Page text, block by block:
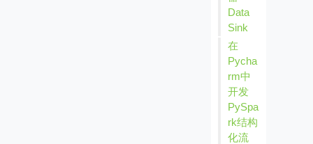
Data
Sink
在
Pycha
rm中
开发
PySpa
rk结构
化流